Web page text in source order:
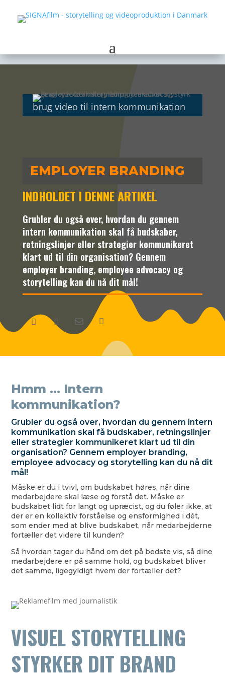
brug video til intern kommunikation
EMPLOYER BRANDING
INDHOLDET I DENNE ARTIKEL
Grubler du også over, hvordan du gennem
intern kommunikation skal få budskaber,
retningslinjer eller strategier kommunikeret
klart ud til din organisation? Gennem
employer branding, employee advocacy og
storytelling kan du nå dit mål!
   
Hmm … Intern
kommunikation?
Grubler du også over, hvordan du gennem intern
kommunikation skal få budskaber, retningslinjer
eller strategier kommunikeret klart ud til din
organisation? Gennem employer branding,
employee advocacy og storytelling kan du nå dit
mål!
Måske er du i tvivl, om budskabet høres, når dine
medarbejdere skal læse og forstå det. Måske er
budskabet lidt for langt og upræcist, og du føler ikke, at
der er en kollektiv forståelse og ensformighed i dét,
som ender med at blive budskabet, når medarbejderne
fortæller det videre til kunden?
Så hvordan tager du hånd om det på bedste vis, så dine
medarbejdere er på samme hold, og budskabet bliver
det samme, ligegyldigt hvem der fortæller det?
VISUEL STORYTELLING
STYRKER DIT BRAND